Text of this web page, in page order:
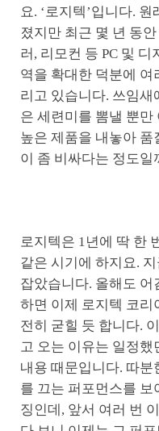
요. ‘로지텍’입니다.
졌지만 최근 몇 년 동
러, 리모컨 등 PC 및
역을 확대한 덕분에 여
리고 있습니다. 쓰임
은 세련미를 뽐낼 뿐
높은 제품을 내놓아
이 좀 비싸다는 정도일
로지텍은 1년에 딱 한
같은 시기에 하지요.
잡았습니다. 올해도 어
하면 이제 로지텍 코리
전히 굳힐 듯 합니다.
고 오는 이유는 일정
내용 때문입니다. 따분
를 끄는 퍼포먼스를
징인데, 앞서 여러 번